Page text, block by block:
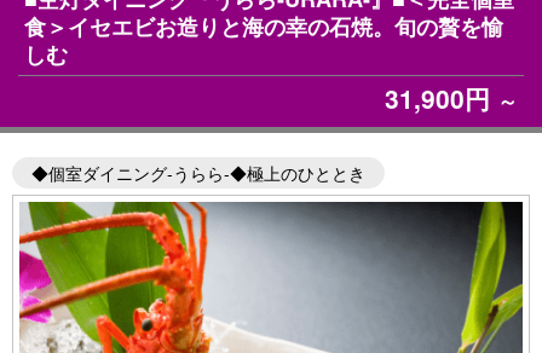
食＞イセエビお造りと海の幸の石焼。旬の贅を愉
しむ
31,900円 ～
◆個室ダイニング-うらら-◆極上のひととき